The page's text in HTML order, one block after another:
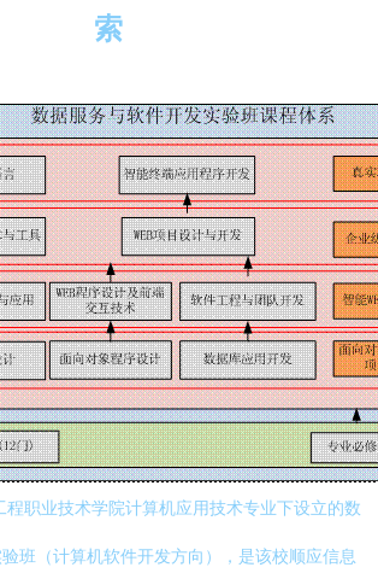
索
程职业技术学院计算机应用技术专业下设立的数
班（计算机软件开发方向），是该校顺应信息